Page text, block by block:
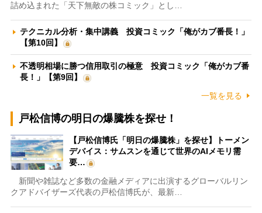
詰め込まれた「天下無敵の株コミック」とし…
テクニカル分析・集中講義 投資コミック「俺がカブ番長！」
【第10回】
不透明相場に勝つ信用取引の極意 投資コミック「俺がカブ番
長！」【第9回】
一覧を見る
戸松信博の明日の爆騰株を探せ！
【戸松信博氏「明日の爆騰株」を探せ】トーメン
デバイス：サムスンを通じて世界のAIメモリ需
要…
新聞や雑誌など多数の金融メディアに出演するグローバルリン
クアドバイザーズ代表の戸松信博氏が、最新…